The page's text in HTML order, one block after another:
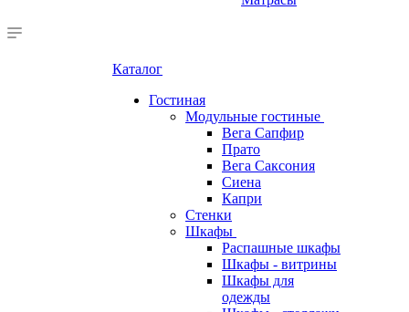
Каталог
Гостиная
Модульные гостиные
Вега Сапфир
Прато
Вега Саксония
Сиена
Капри
Стенки
Шкафы
Распашные шкафы
Шкафы - витрины
Шкафы для
одежды